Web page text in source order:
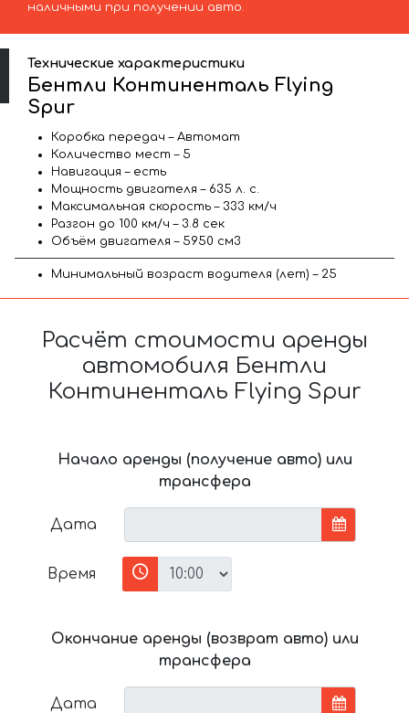
наличными при получении авто.
Технические характеристики
Бентли Континенталь Flying
Spur
Коробка передач – Автомат
Количество мест – 5
Навигация – есть
Мощность двигателя – 635 л. с.
Максимальная скорость – 333 км/ч
Разгон до 100 км/ч – 3.8 сек
Объём двигателя – 5950 см3
Минимальный возраст водителя (лет) – 25
Расчёт стоимости аренды
автомобиля Бентли
Континенталь Flying Spur
Начало аренды (получение авто) или
трансфера
Дата
Время
Окончание аренды (возврат авто) или
трансфера
Дата